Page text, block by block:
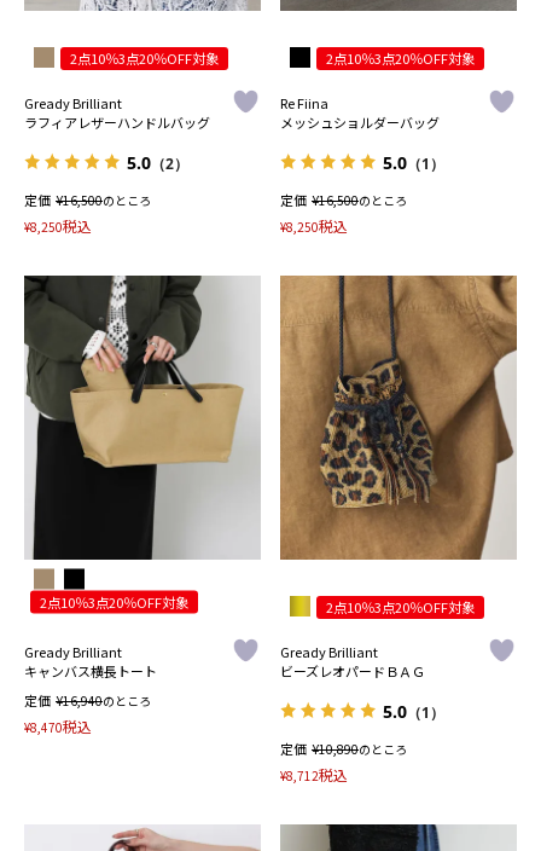
2点10％3点20％OFF対象
Gready Brilliant
ラフィアレザーハンドルバッグ
5.0 （2）
定価 ¥16,500のところ
¥8,250税込
2点10％3点20％OFF対象
Re Fiina
メッシュショルダーバッグ
5.0 （1）
定価 ¥16,500のところ
¥8,250税込
2点10％3点20％OFF対象
Gready Brilliant
キャンバス横長トート
定価 ¥16,940のところ
¥8,470税込
2点10％3点20％OFF対象
Gready Brilliant
ビーズレオパードＢＡＧ
5.0 （1）
定価 ¥10,890のところ
¥8,712税込